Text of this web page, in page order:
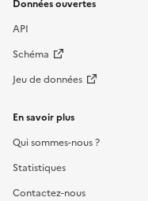
Données ouvertes
API
Schéma
Jeu de données
En savoir plus
Qui sommes-nous ?
Statistiques
Contactez-nous